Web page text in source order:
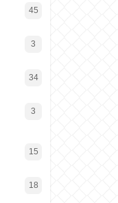
45
3
34
3
15
18